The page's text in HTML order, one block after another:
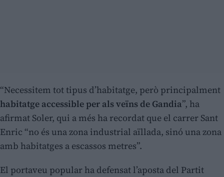
“Necessitem tot tipus d’habitatge, però principalment
habitatge accessible per als veïns de Gandia”, ha
afirmat Soler, qui a més ha recordat que el carrer Sant
Enric “no és una zona industrial aïllada, sinó una zona
amb habitatges a escassos metres”.
El portaveu popular ha defensat l’aposta del Partit